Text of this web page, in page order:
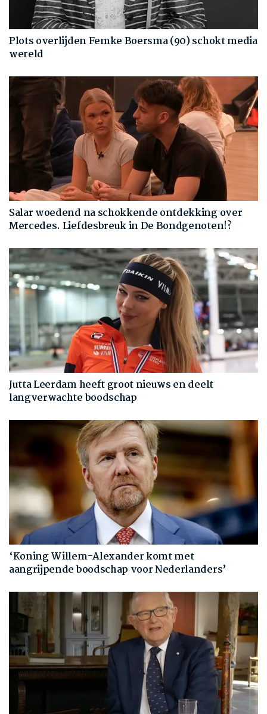
Plots overlijden Femke Boersma (90) schokt media
wereld
Salar woedend na schokkende ontdekking over
Mercedes. Liefdesbreuk in De Bondgenoten!?
Jutta Leerdam heeft groot nieuws en deelt
langverwachte boodschap
‘Koning Willem-Alexander komt met
aangrijpende boodschap voor Nederlanders’